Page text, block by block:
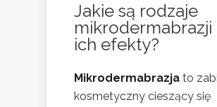
Jakie są rodzaje
mikrodermabrazji
ich efekty?
Mikrodermabrazja to
kosmetyczny cieszący się